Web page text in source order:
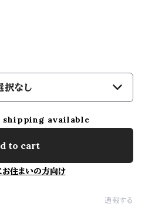
択なし
available
to cart
住まいの方向け
通報する